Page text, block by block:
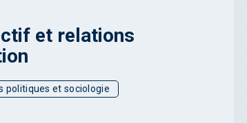
et relations
politiques et sociologie